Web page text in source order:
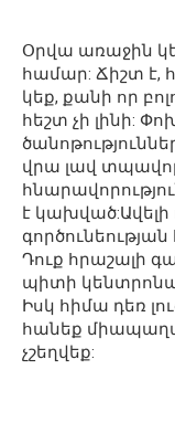
Օրվա առաջին
համար: Ճիշտ է,
կեք, քանի որ
հեշտ չի լինի:
վրա լավ
է
Դուք հրաշալի
պիտի
Իսկ հիմա դեռ
հանեք
չշեղվեք: